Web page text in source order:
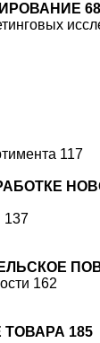
68
117
137
162
185